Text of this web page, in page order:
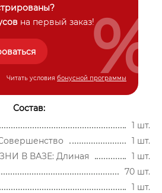
на первый заказ!
Читать условия бонусной программы
%
Состав:
1 шт.
1 шт.
В ВАЗЕ: Длиная
1 шт.
70 шт.
1 шт.